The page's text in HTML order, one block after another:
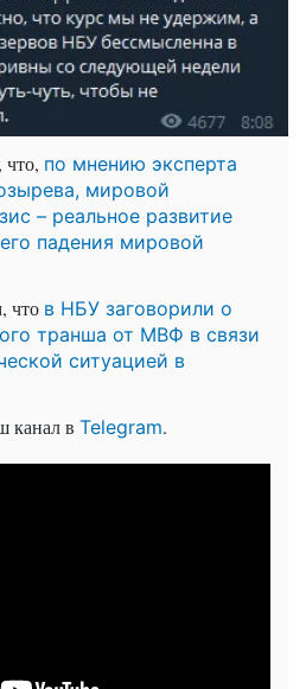
по мнению эксперта
мировой
– реальное развитие
падения мировой
что в НБУ заговорили о
транша от МВФ в связи
ситуацией в
канал в Telegram.